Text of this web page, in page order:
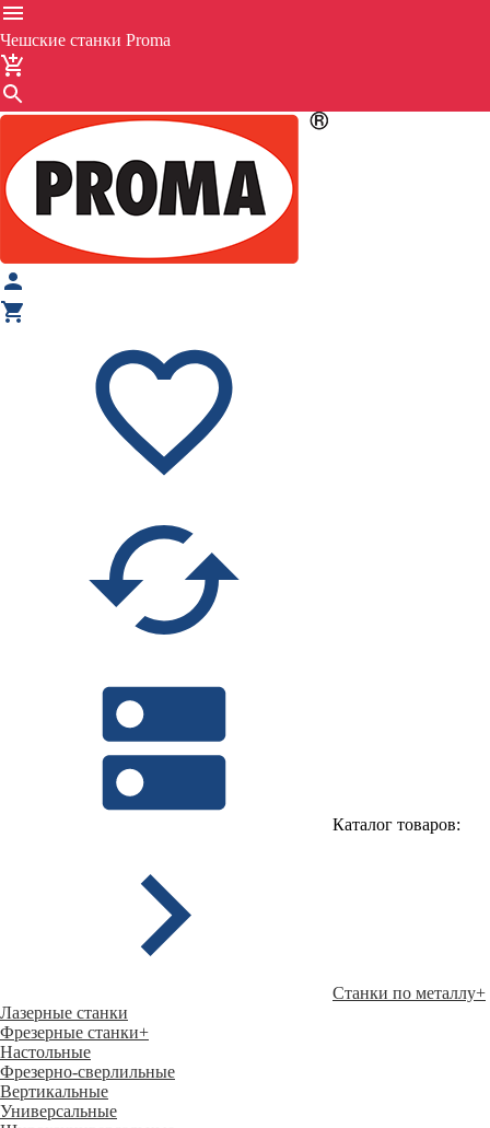
Чешские станки Proma
Каталог товаров:
Станки по металлу+
Лазерные станки
Фрезерные станки+
Настольные
Фрезерно-сверлильные
Вертикальные
Универсальные